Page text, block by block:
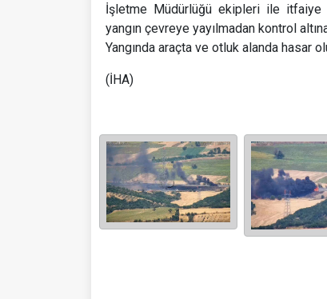
İşletme Müdürlüğü ekipleri ile itfaiye
yangın çevreye yayılmadan kontrol
Yangında araçta ve otluk alanda hasar
(İHA)